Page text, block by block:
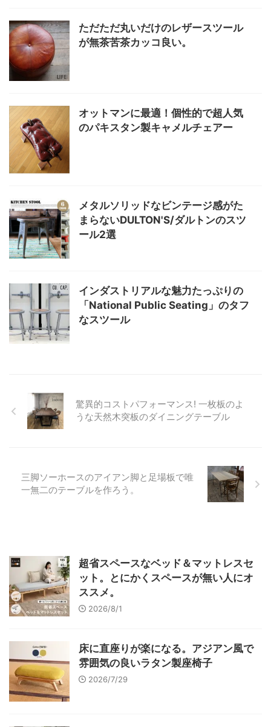
ただただ丸いだけのレザースツール
が無茶苦茶カッコ良い。
オットマンに最適！個性的で超人気
のパキスタン製キャメルチェアー
メタルソリッドなビンテージ感がた
まらないDULTON'S/ダルトンのスツ
ール2選
インダストリアルな魅力たっぷりの
「National Public Seating」のタフ
なスツール
驚異的コストパフォーマンス! 一枚板のよ
うな天然木突板のダイニングテーブル
三脚ソーホースのアイアン脚と足場板で唯
一無二のテーブルを作ろう。
超省スペースなベッド＆マットレスセ
ット。とにかくスペースが無い人にオ
ススメ。
2026/8/1
床に直座りが楽になる。アジアン風で
雰囲気の良いラタン製座椅子
2026/7/29